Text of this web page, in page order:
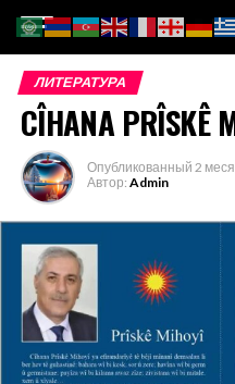
ЛИТЕРАТУРА
CÎHANA PRÎSKÊ
Опубликованный 2
Автор: Admin
Go to